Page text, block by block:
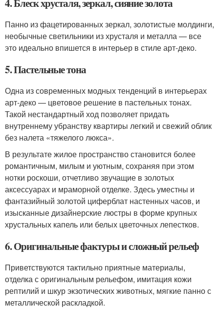
4. Блеск хрусталя, зеркал, сияние золота
Панно из фацетированных зеркал, золотистые молдинги,
необычные светильники из хрусталя и металла — все
это идеально впишется в интерьер в стиле арт-деко.
5. Пастельные тона
Одна из современных модных тенденций в интерьерах
арт-деко — цветовое решение в пастельных тонах.
Такой нестандартный ход позволяет придать
внутреннему убранству квартиры легкий и свежий облик
без налета «тяжелого люкса».
В результате жилое пространство становится более
романтичным, милым и уютным, сохраняя при этом
нотки роскоши, отчетливо звучащие в золотых
аксессуарах и мраморной отделке. Здесь уместны и
фантазийный золотой циферблат настенных часов, и
изысканные дизайнерские люстры в форме крупных
хрустальных капель или белых цветочных лепестков.
6. Оригинальные фактуры и сложный рельеф
Приветствуются тактильно приятные материалы,
отделка с оригинальным рельефом, имитация кожи
рептилий и шкур экзотических животных, мягкие панно с
металлической раскладкой.